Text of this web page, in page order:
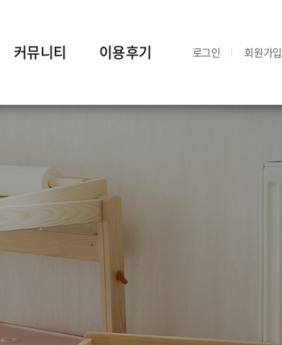
커뮤니티 이용후기 로그인 회원가입